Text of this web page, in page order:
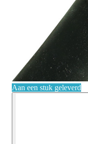
Aan een stuk geleverd